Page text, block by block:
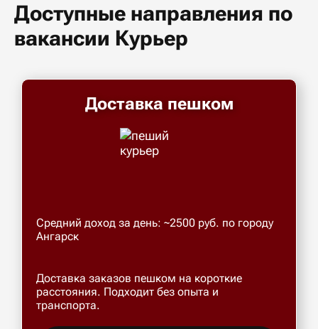
Доступные направления по
вакансии Курьер
Доставка пешком
Средний доход за день: ~2500 руб. по городу
Ангарск
Доставка заказов пешком на короткие
расстояния. Подходит без опыта и
транспорта.